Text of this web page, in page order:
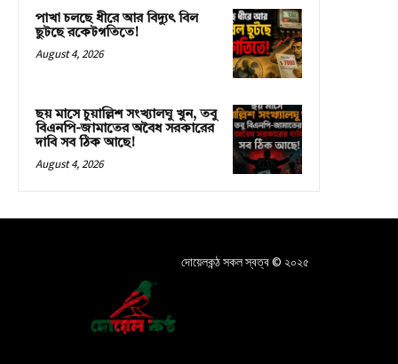
পাখা চলছে ধীরে আর বিদ্যুৎ বিল
ছুটছে রকেটগতিতে!
August 4, 2026
ছয় মাসে চুয়াল্লিশ সংখ্যালঘু খুন, তবু
বিএনপি-জামাতের অবৈধ সরকারের
দাবি সব ঠিক আছে!
August 4, 2026
দোয়েলকন্ঠ সকল স্বত্ব © ২০২৫